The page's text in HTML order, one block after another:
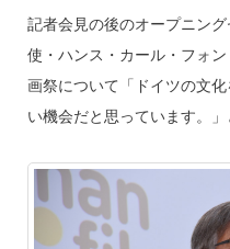
記者会見の後のオープニン
使・ハンス・カール・フォ
画祭について「ドイツの文
い機会だと思っています。」